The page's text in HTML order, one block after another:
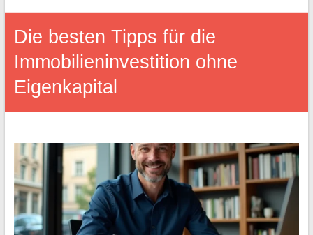
Die besten Tipps für die
Immobilieninvestition ohne
Eigenkapital